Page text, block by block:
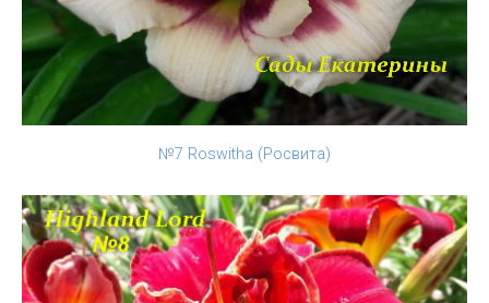
№7 Roswitha (Росвита)